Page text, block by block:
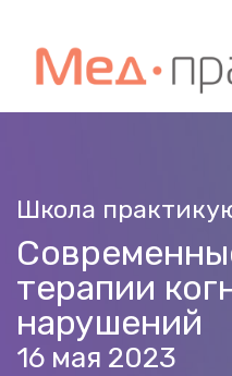
Школа
терапии
нарушений
16 мая 2023